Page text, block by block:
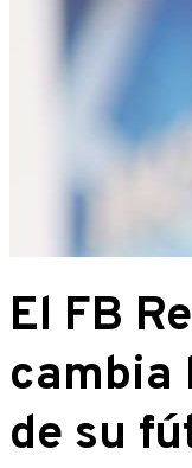
El FB
cambia
de su